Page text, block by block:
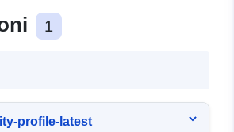
1
profile-latest